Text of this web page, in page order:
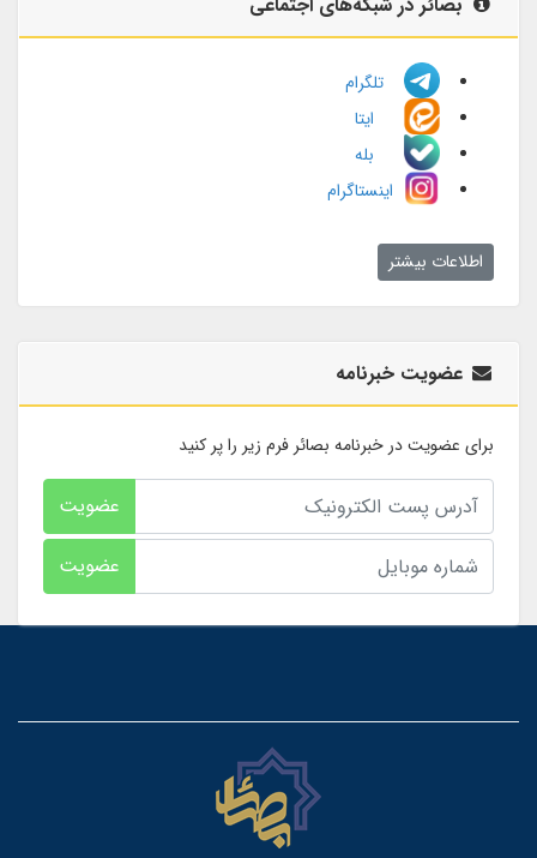
تلگرام
ایتا
بله
اینستاگرام
اطلاعات بیشتر
عضویت خبرنامه
برای عضویت در خبرنامه بصائر فرم زیر را پر کنید
عضویت
عضویت